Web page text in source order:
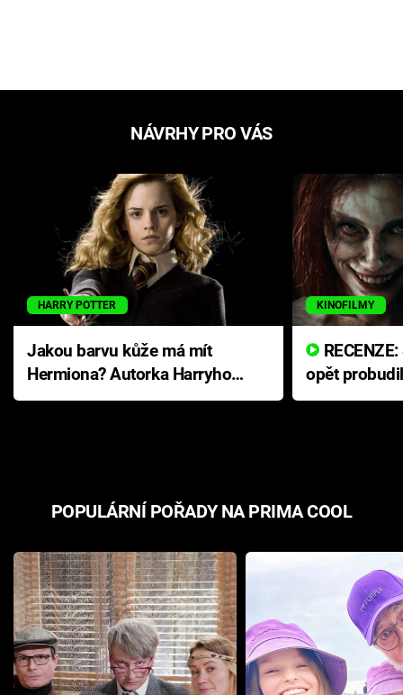
NÁVRHY PRO VÁS
HARRY POTTER
Jakou barvu kůže má mít
Hermiona? Autorka Harryho
Pottera přišla s ráznou
KINOFILMY
opět
přichází s
POPULÁRNÍ POŘADY NA PRIMA COOL